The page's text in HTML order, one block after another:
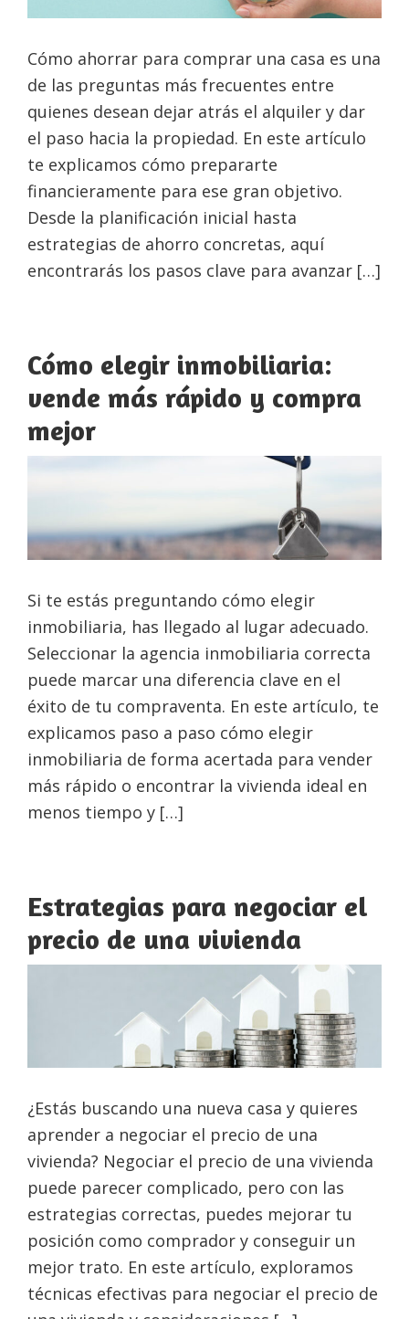
Cómo ahorrar para comprar una casa es una
de las preguntas más frecuentes entre
quienes desean dejar atrás el alquiler y dar
el paso hacia la propiedad. En este artículo
te explicamos cómo prepararte
financieramente para ese gran objetivo.
Desde la planificación inicial hasta
estrategias de ahorro concretas, aquí
encontrarás los pasos clave para avanzar […]
Cómo elegir inmobiliaria:
vende más rápido y compra
mejor
Si te estás preguntando cómo elegir
inmobiliaria, has llegado al lugar adecuado.
Seleccionar la agencia inmobiliaria correcta
puede marcar una diferencia clave en el
éxito de tu compraventa. En este artículo, te
explicamos paso a paso cómo elegir
inmobiliaria de forma acertada para vender
más rápido o encontrar la vivienda ideal en
menos tiempo y […]
Estrategias para negociar el
precio de una vivienda
¿Estás buscando una nueva casa y quieres
aprender a negociar el precio de una
vivienda? Negociar el precio de una vivienda
puede parecer complicado, pero con las
estrategias correctas, puedes mejorar tu
posición como comprador y conseguir un
mejor trato. En este artículo, exploramos
técnicas efectivas para negociar el precio de